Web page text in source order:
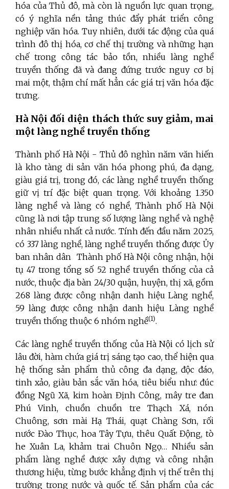
hóa của Thủ đô, mà còn là nguồn lực quan trọng,
có ý nghĩa nền tảng thúc đẩy phát triển công
nghiệp văn hóa. Tuy nhiên, dưới tác động của quá
trình đô thị hóa, cơ chế thị trường và những hạn
chế trong công tác bảo tồn, nhiều làng nghề
truyền thống đã và đang đứng trước nguy cơ bị
mai một, thậm chí mất hẳn các giá trị văn hóa đặc
trưng.
Hà Nội đối diện thách thức suy giảm, mai
một làng nghề truyền thống
Thành phố Hà Nội - Thủ đô nghìn năm văn hiến
là kho tàng di sản văn hóa phong phú, đa dạng,
giàu giá trị, trong đó, các làng nghề truyền thống
giữ vị trí đặc biệt quan trọng. Với khoảng 1.350
làng nghề và làng có nghề, Thành phố Hà Nội
cũng là nơi tập trung số lượng làng nghề và nghệ
nhân nhiều nhất cả nước. Tính đến đầu năm 2025,
có 337 làng nghề, làng nghề truyền thống được Ủy
ban nhân dân Thành phố Hà Nội công nhận, hội
tụ 47 trong tổng số 52 nghề truyền thống của cả
nước, thuộc địa bàn 24/30 quận, huyện, thị xã, gồm
268 làng được công nhận danh hiệu Làng nghề,
59 làng được công nhận danh hiệu Làng nghề
truyền thống thuộc 6 nhóm nghề(1).
Các làng nghề truyền thống của Hà Nội có lịch sử
lâu đời, hàm chứa giá trị sáng tạo cao, thể hiện qua
hệ thống sản phẩm thủ công đa dạng, độc đáo,
tinh xảo, giàu bản sắc văn hóa, tiêu biểu như: đúc
đồng Ngũ Xã, kim hoàn Định Công, mây tre đan
Phú Vinh, chuồn chuồn tre Thạch Xá, nón
Chuông, sơn mài Hạ Thái, quạt Chàng Sơn, rối
nước Đào Thục, hoa Tây Tựu, thêu Quất Động, tò
he Xuân La, khảm trai Chuôn Ngọ… Nhiều sản
phẩm làng nghề được xây dựng và công nhận
thương hiệu, từng bước khẳng định vị thế trên thị
trường trong nước và quốc tế. Sản phẩm của các